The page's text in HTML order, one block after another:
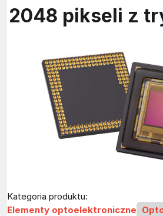
2048 pikseli z
Kategoria produktu:
Elementy optoelektroniczne